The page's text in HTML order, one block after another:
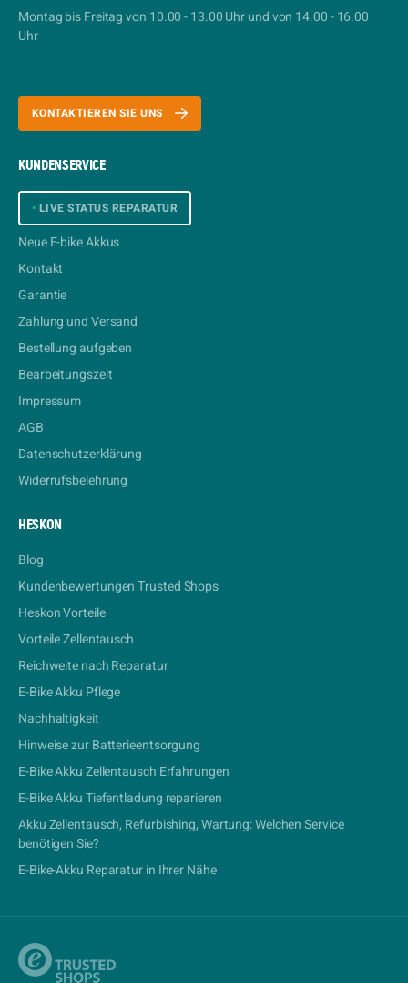
Montag bis Freitag von 10.00 - 13.00 Uhr und von 14.00 - 16.00
Uhr
KONTAKTIEREN SIE UNS
KUNDENSERVICE
• LIVE STATUS REPARATUR
Neue E-bike Akkus
Kontakt
Garantie
Zahlung und Versand
Bestellung aufgeben
Bearbeitungszeit
Impressum
AGB
Datenschutzerklärung
Widerrufsbelehrung
HESKON
Blog
Kundenbewertungen Trusted Shops
Heskon Vorteile
Vorteile Zellentausch
Reichweite nach Reparatur
E-Bike Akku Pflege
Nachhaltigkeit
Hinweise zur Batterieentsorgung
E-Bike Akku Zellentausch Erfahrungen
E-Bike Akku Tiefentladung reparieren
Akku Zellentausch, Refurbishing, Wartung: Welchen Service
benötigen Sie?
E-Bike-Akku Reparatur in Ihrer Nähe